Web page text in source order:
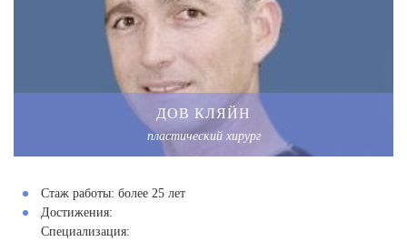
ДОВ КЛЯЙН
пластический хирург
Стаж работы: более 25 лет
Достижения:
Специализация: